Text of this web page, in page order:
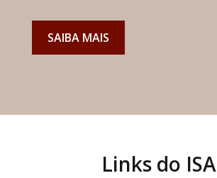
SAIBA MAIS
Links do ISA